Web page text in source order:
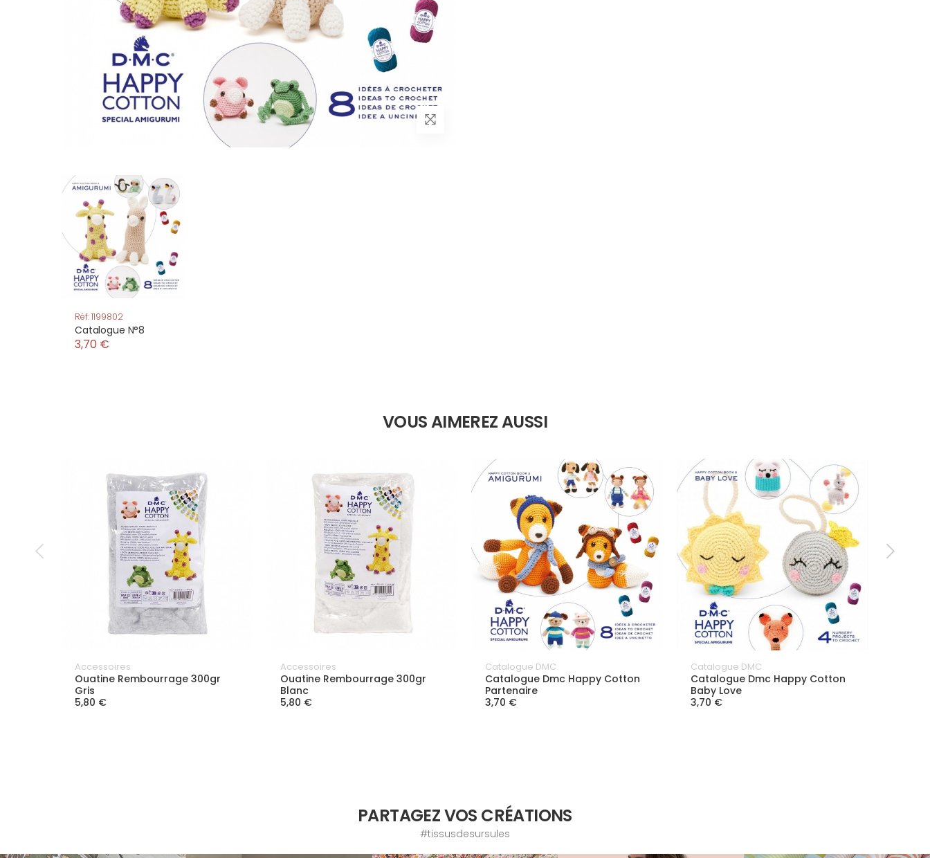
Réf: 1199802
Catalogue N°8
3,70 €
VOUS AIMEREZ AUSSI
Accessoires
Ouatine Rembourrage 300gr
Gris
5,80 €
Accessoires
Ouatine Rembourrage 300gr
Blanc
5,80 €
Catalogue DMC
Catalogue Dmc Happy Cotton
Partenaire
3,70 €
Catalogue DMC
Catalogue Dmc Happy Cotton
Baby Love
3,70 €
PARTAGEZ VOS CRÉATIONS
#tissusdesursules